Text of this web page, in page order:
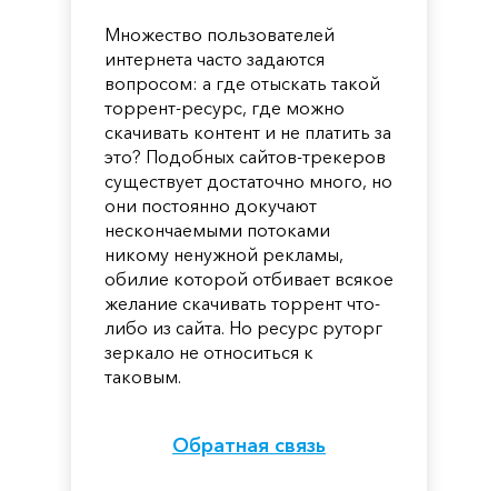
Множество пользователей
интернета часто задаются
вопросом: а где отыскать такой
торрент-ресурс, где можно
скачивать контент и не платить за
это? Подобных сайтов-трекеров
существует достаточно много, но
они постоянно докучают
нескончаемыми потоками
никому ненужной рекламы,
обилие которой отбивает всякое
желание скачивать торрент что-
либо из сайта. Но ресурс руторг
зеркало не относиться к
таковым.
Обратная связь